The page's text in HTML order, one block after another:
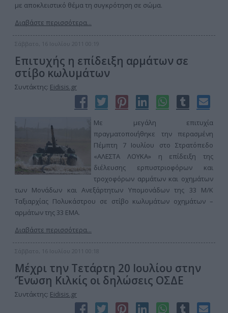
με αποκλειστικό θέμα τη συγκρότηση σε σώμα.
Διαβάστε περισσότερα...
Σάββατο, 16 Ιουλίου 2011 00:19
Επιτυχής η επίδειξη αρμάτων σε
στίβο κωλυμάτων
Συντάκτης: Eidisis.gr
Με μεγάλη επιτυχία
πραγματοποιήθηκε την περασμένη
Πέμπτη 7 Ιουλίου στο Στρατόπεδο
«ΑΛΕΣΤΑ ΛΟΥΚΑ» η επίδειξη της
διέλευσης ερπυστριοφόρων και
τροχοφόρων αρμάτων και οχημάτων
των Μονάδων και Ανεξάρτητων Υπομονάδων της 33 Μ/Κ
Ταξιαρχίας Πολυκάστρου σε στίβο κωλυμάτων οχημάτων –
αρμάτων της 33 ΕΜΑ.
Διαβάστε περισσότερα...
Σάββατο, 16 Ιουλίου 2011 00:18
Μέχρι την Τετάρτη 20 Ιουλίου στην
‘Ένωση Κιλκίς οι δηλώσεις ΟΣΔΕ
Συντάκτης: Eidisis.gr